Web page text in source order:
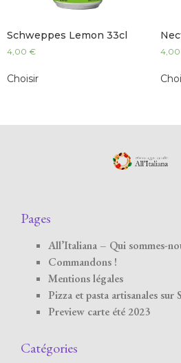
Schweppes Lemon 33cl
4,00 €
Choisir
4,00
Pages
All’Italiana – Qui sommes-
Commandons !
Mentions légales
Pizza et pasta artisanales sur
Preview carte été 2023
Catégories